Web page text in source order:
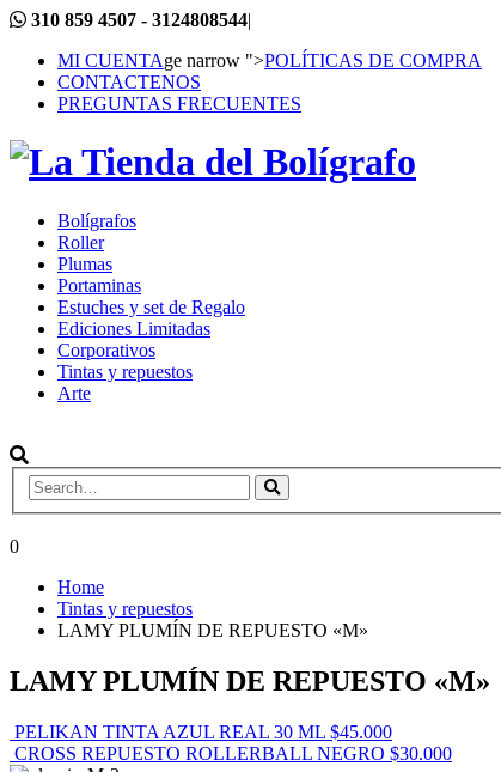
310 859 4507 - 3124808544|
MI CUENTAge narrow ">POLÍTICAS DE COMPRA
CONTACTENOS
PREGUNTAS FRECUENTES
Bolígrafos
Roller
Plumas
Portaminas
Estuches y set de Regalo
Ediciones Limitadas
Corporativos
Tintas y repuestos
Arte
0
Home
Tintas y repuestos
LAMY PLUMÍN DE REPUESTO «M»
LAMY PLUMÍN DE REPUESTO «M»
PELIKAN TINTA AZUL REAL 30 ML $45.000
CROSS REPUESTO ROLLERBALL NEGRO $30.000